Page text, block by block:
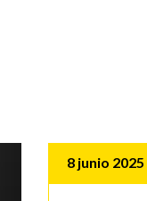
8 junio 2025